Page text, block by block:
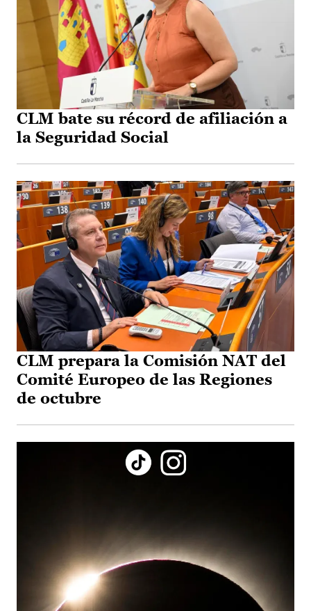
CLM bate su récord de afiliación a
la Seguridad Social
CLM prepara la Comisión NAT del
Comité Europeo de las Regiones
de octubre